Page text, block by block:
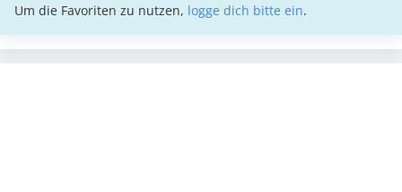
Um die Favoriten zu nutzen, logge dich bitte ein.